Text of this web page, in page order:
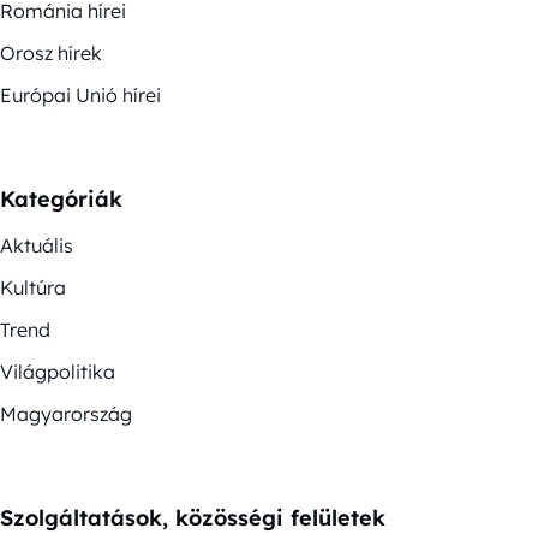
Románia hírei
Orosz hírek
Európai Unió hírei
Kategóriák
Aktuális
Kultúra
Trend
Világpolitika
Magyarország
Szolgáltatások, közösségi felületek